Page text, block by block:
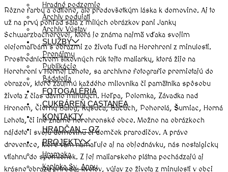
Hradné podzemie
Archív podujatí
Archív Výstav
SLUŽBY
Prenájmy
Publikácie
Bádatelia
FOTOGALÉRIA
CUKRÁREŇ CASTANEA
KONTAKTY
HRADČAN – OZ
PROJEKTY
Hramoka
Kaplnka Sv. Anny
Rôzne farby a odtiene, ale predovšetkým láska k domovine. Aj to
už na prvý pohľad sála z milých obrázkov pani Janky
Schwarzbacherovej, ktorá je známa najmä vďaka svojim
olejomaľbám s obrazmi zo života ľudí na Horehroní z minulosti.
Prostredníctvom šikovných rúk tejto maliarky, ktorá žije na
Horehroní v Hornej Lehote, sa archívne fotografie premietajú do
obrazov, ktoré zaujmú každého milovníka či pamätníka spôsobu
života z čias dávno minulých. Heľpa, Polomka, Závadka nad
Hronom, Čierny Balog, Kysuca, Bacúch, Pohorelá, Šumiac, Horná
Lehota, či iné známe horehronské obce. Možno na obrázkoch
nájdete i svoju domovinu či domček prarodičov. A práve
drevenice, ktoré vám namaľuje aj na objednávku, nás nostalgicky
vtiahnu do spomienok. Z jej maliarskeho plátna pochádzajú aj
krásne obrazy prírody, kvetov, výjav zo života z minulosti v obci